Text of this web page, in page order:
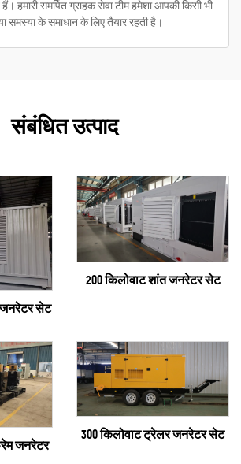
हमारी समर्पित ग्राहक सेवा टीम हमेशा आपकी किसी भी
समस्या के समाधान के लिए तैयार रहती है।
संबंधित उत्पाद
जनरेटर सेट
200 किलोवाट शांत जनरेटर सेट
जनरेटर
300 किलोवाट ट्रेलर जनरेटर सेट